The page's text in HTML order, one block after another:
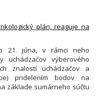
plán, reaguje na
21. júna, v rámci neho
uchádzačov výberového
znalostí uchádzačov a
pridelením bodov na
základe sumárneho súčtu